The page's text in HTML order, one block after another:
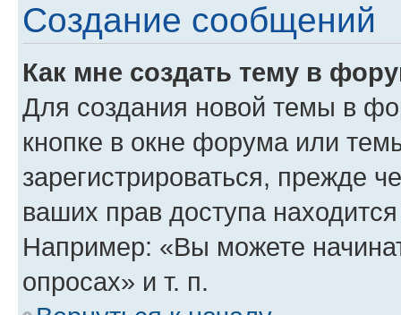
Создание сообщений
Как мне создать тему в
Для создания новой темы в
кнопке в окне форума или
зарегистрироваться, прежде
ваших прав доступа
Например: «Вы можете
опросах» и т. п.